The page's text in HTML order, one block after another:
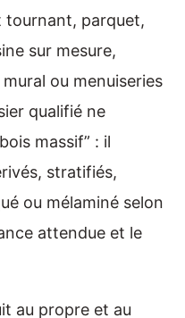
tournant, parquet,
sur mesure,
ou menuiseries
qualifié ne
massif” : il
stratifiés,
ou mélaminé selon
attendue et le
au propre et au